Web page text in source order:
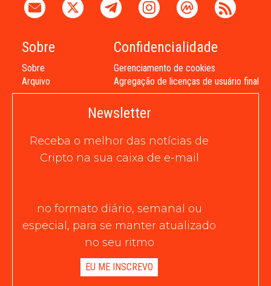
Sobre
Sobre
Arquivo
Confidencialidade
Gerenciamento de cookies
Agregação de licenças de usuário final
Newsletter
Receba o melhor das notícias de
Cripto na sua caixa de e-mail
no formato diário, semanal ou
especial, para se manter atualizado
no seu ritmo
EU ME INSCREVO